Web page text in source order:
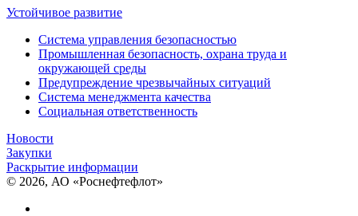
Устойчивое развитие
Система управления безопасностью
Промышленная безопасность, охрана труда и
окружающей среды
Предупреждение чрезвычайных ситуаций
Система менеджмента качества
Социальная ответственность
Новости
Закупки
Раскрытие информации
© 2026, АО «Роснефтефлот»